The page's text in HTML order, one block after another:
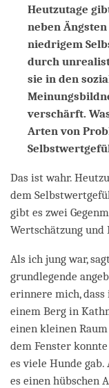
Heutzutage
neben
niedrigem
durch
sie in den
verschärft.
Arten von
Das ist wahr.
dem
gibt es zwei
Wertschätzung und
Als ich jung war,
grundlegende
erinnere mich,
einem Berg in
einen kleinen
dem Fenster
es viele Hunde
es einen hübschen